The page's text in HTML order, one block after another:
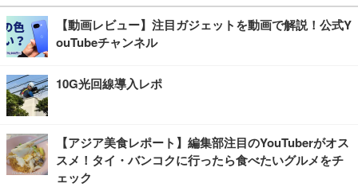
【動画レビュー】注目ガジェットを動画で解説！公式Y
ouTubeチャンネル
10G光回線導入レポ
【アジア美食レポート】編集部注目のYouTuberがオス
スメ！タイ・バンコクに行ったら食べたいグルメをチ
ェック